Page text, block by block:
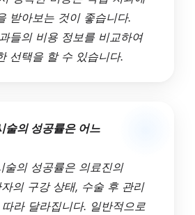
받아보는 것이 좋습니다.
들의 비용 정보를 비교하여
선택을 할 수 있습니다.
술의 성공률은 어느
술의 성공률은 의료진의
의 구강 상태, 수술 후 관리
라 달라집니다. 일반적으로